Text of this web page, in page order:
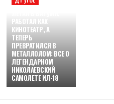
РАБОТАЛ КАК
КИНОТЕАТР, А
ТЕПЕРЬ
ПРЕВРАТИЛСЯ В
МЕТАЛЛОЛОМ: ВСЕ О
ЛЕГЕНДАРНОМ
НИКОЛАЕВСКИЙ
САМОЛЕТЕ ИЛ-18